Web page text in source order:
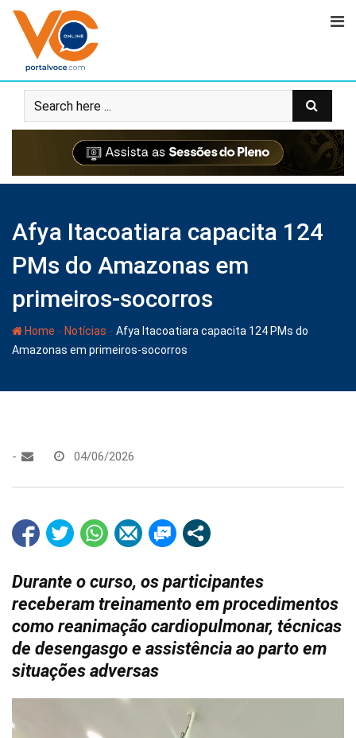
Afya Itacoatiara capacita 124
PMs do Amazonas em
primeiros-socorros
Home - Notícias - Afya Itacoatiara capacita 124 PMs do
Amazonas em primeiros-socorros
- 04/06/2026
Durante o curso, os participantes
receberam treinamento em procedimentos
como reanimação cardiopulmonar, técnicas
de desengasgo e assistência ao parto em
situações adversas